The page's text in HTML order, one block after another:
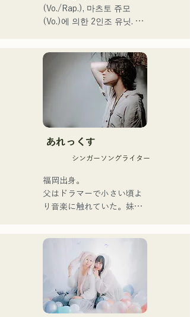
(Vo./Rap.), 마츠토 쥬모
(Vo.)에 의한 2인조 유닛. 부
따뜻하고 심지가 있는 가성
으로 듣는 사람의 마음에 부
드럽게 다가오는 곡을 제작
1st 싱글 「잡으로 접어」를
2025년 1월 23일에 릴리스
드 편성 등 다양한 형태로 음
악을 표현한다.
녹음과 라이브 지원에는 지
의 오오츠키(Dr.), the
perfect me의 후루히로 유야
(Gt.), xanadoo의 S0.(Ba.)를
맞아 활동을 한다.
【NEW SINGLE】
あれっくす
シンガーソングライター
福岡出身。
父はドラマーで小さい頃よ
り音楽に触れていた。妹
家族で音楽を楽しむミュー
ジックファミリー。
10代後半にアメリカへ4年
半留学。
現在はLOVE FMの"music
×serendipity"でラジオDJを